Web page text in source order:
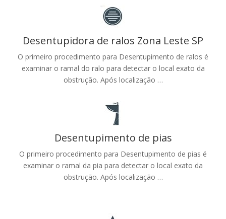
Desentupidora de ralos Zona Leste SP
O primeiro procedimento para Desentupimento de ralos é
examinar o ramal do ralo para detectar o local exato da
obstrução. Após localização …
Desentupimento de pias
O primeiro procedimento para Desentupimento de pias é
examinar o ramal da pia para detectar o local exato da
obstrução. Após localização …